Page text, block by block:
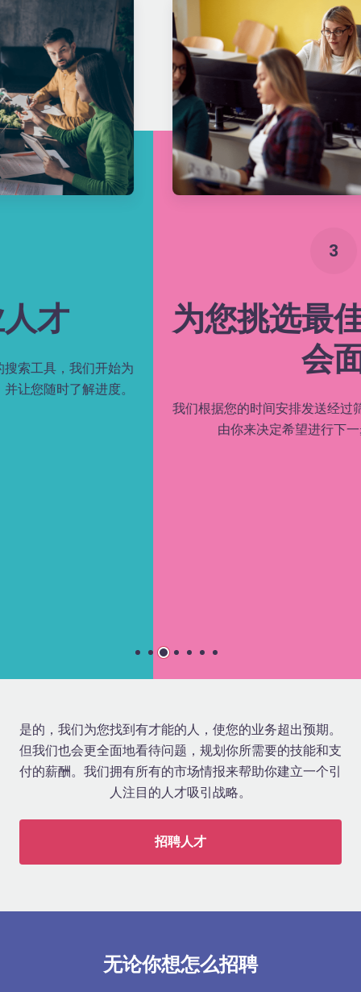
为您挑选最佳人选进行
我们根据您的时间安排发送经过筛选的合格潜在候选人。
由你来决定希望进行下一步流程的人选。
是的，我们为您找到有才能的人，使您的业务超出预期。
但我们也会更全面地看待问题，规划你所需要的技能和支
付的薪酬。我们拥有所有的市场情报来帮助你建立一个引
人注目的人才吸引战略。
招聘人才
无论你想怎么招聘